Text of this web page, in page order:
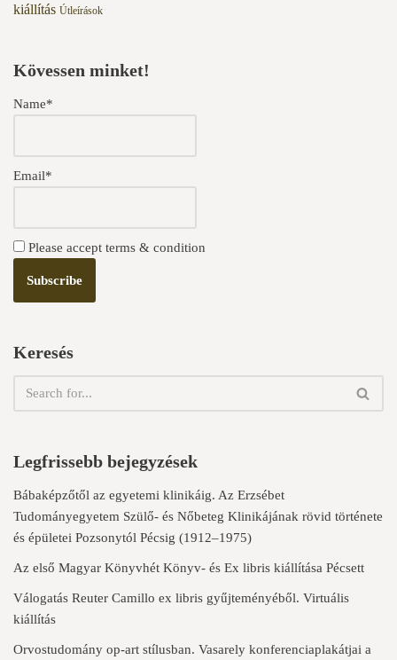
kiállítás Útleírások
Kövessen minket!
Name*
Email*
Please accept terms & condition
Keresés
Legfrissebb bejegyzések
Bábaképzőtől az egyetemi klinikáig. Az Erzsébet
Tudományegyetem Szülő- és Nőbeteg Klinikájának rövid története
és épületei Pozsonytól Pécsig (1912–1975)
Az első Magyar Könyvhét Könyv- és Ex libris kiállítása Pécsett
Válogatás Reuter Camillo ex libris gyűjteményéből. Virtuális
kiállítás
Orvostudomány op-art stílusban. Vasarely konferenciaplakátjai a